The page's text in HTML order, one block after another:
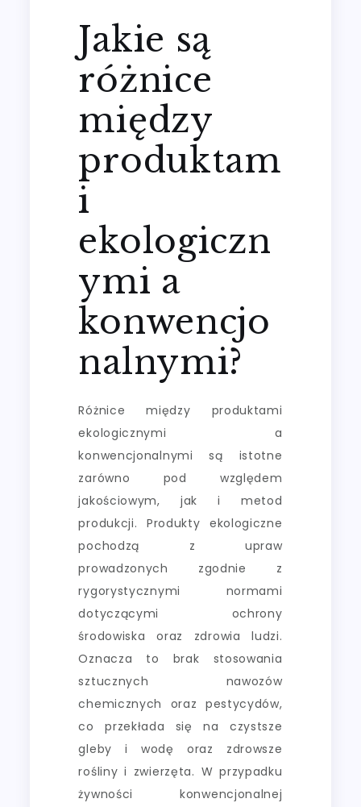
Jakie są
różnice
między
produktam
i
ekologiczn
ymi a
konwencjo
nalnymi?
Różnice między produktami
ekologicznymi a
konwencjonalnymi są istotne
zarówno pod względem
jakościowym, jak i metod
produkcji. Produkty ekologiczne
pochodzą z upraw
prowadzonych zgodnie z
rygorystycznymi normami
dotyczącymi ochrony
środowiska oraz zdrowia ludzi.
Oznacza to brak stosowania
sztucznych nawozów
chemicznych oraz pestycydów,
co przekłada się na czystsze
gleby i wodę oraz zdrowsze
rośliny i zwierzęta. W przypadku
żywności konwencjonalnej